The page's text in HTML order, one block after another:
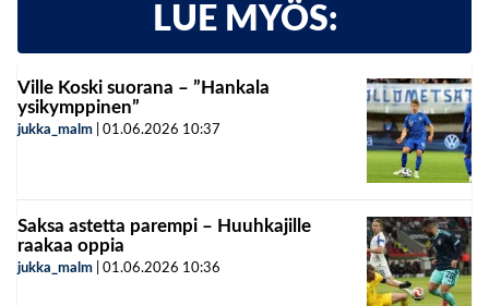
LUE MYÖS:
Ville Koski suorana – ”Hankala
ysikymppinen”
jukka_malm 01.06.2026 10:37
Saksa astetta parempi – Huuhkajille
raakaa oppia
jukka_malm 01.06.2026 10:36